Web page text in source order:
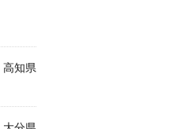
高知県